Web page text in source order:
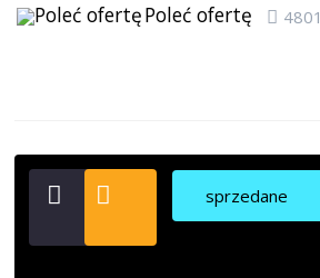
Poleć ofertę 4801
sprzedane